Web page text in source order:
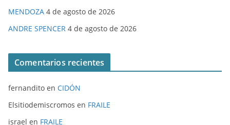
MENDOZA 4 de agosto de 2026
ANDRE SPENCER 4 de agosto de 2026
Comentarios recientes
fernandito en CIDÓN
Elsitiodemiscromos en FRAILE
israel en FRAILE